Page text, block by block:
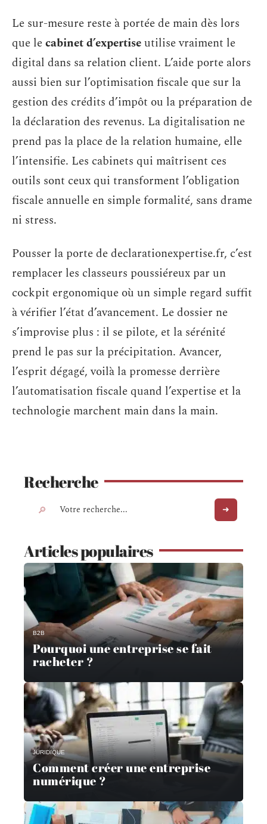
Le sur-mesure reste à portée de main dès lors
que lecabinet d’expertiseutilise vraiment le
digital dans sa relation client. L’aide porte alors
aussi bien sur l’optimisation fiscale que sur la
gestion des crédits d’impôt ou la préparation de
la déclaration des revenus. La digitalisation ne
prend pas la place de la relation humaine, elle
l’intensifie. Les cabinets qui maîtrisent ces
outils sont ceux qui transforment l’obligation
fiscale annuelle en simple formalité, sans drame
ni stress.
Pousser la porte de declarationexpertise.fr, c’est
remplacer les classeurs poussiéreux par un
cockpit ergonomique où un simple regard suffit
à vérifier l’état d’avancement. Le dossier ne
s’improvise plus : il se pilote, et la sérénité
prend le pas sur la précipitation. Avancer,
l’esprit dégagé, voilà la promesse derrière
l’automatisation fiscale quand l’expertise et la
technologie marchent main dans la main.
Recherche
Articles populaires
B2B
Pourquoi une entreprise se fait
racheter ?
JURIDIQUE
Comment créer une entreprise
numérique ?